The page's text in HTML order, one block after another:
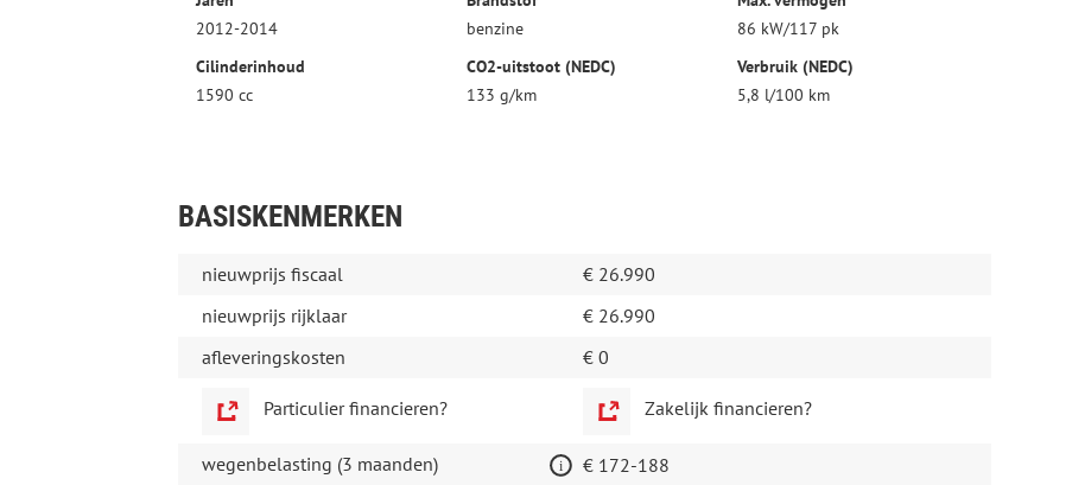
2012-2014
benzine
86 kW/117 pk
Cilinderinhoud
1590 cc
CO2-uitstoot (NEDC)
133 g/km
Verbruik (NEDC)
5,8 l/100 km
BASISKENMERKEN
nieuwprijs fiscaal
€ 26.990
nieuwprijs rijklaar
€ 26.990
afleveringskosten
€ 0
Particulier financieren? Zakelijk financieren?
wegenbelasting (3 maanden)
€ 172-188